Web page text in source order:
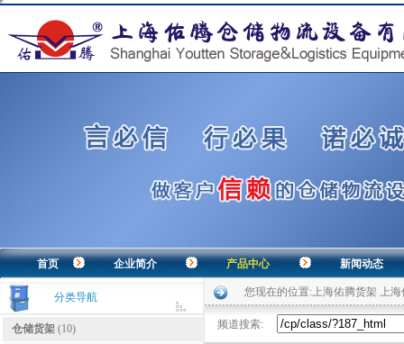
首页 企业简介 产品中心 新闻动态
分类导航
仓储货架 (10)
您现在的位置:上海佑腾货架 上
频道搜索: